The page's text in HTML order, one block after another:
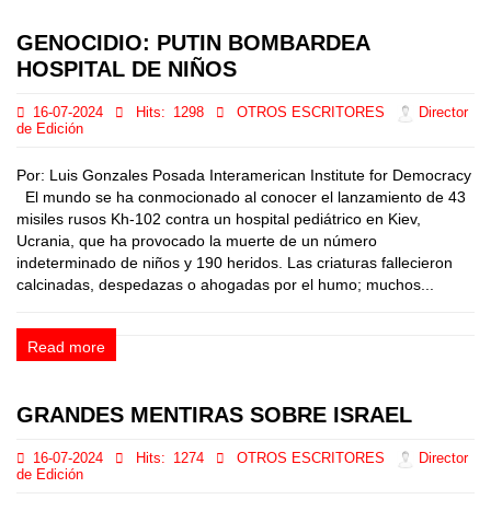
GENOCIDIO: PUTIN BOMBARDEA
HOSPITAL DE NIÑOS
16-07-2024 Hits: 1298 OTROS ESCRITORES
Director
de Edición
Por: Luis Gonzales Posada Interamerican Institute for Democracy
El mundo se ha conmocionado al conocer el lanzamiento de 43
misiles rusos Kh-102 contra un hospital pediátrico en Kiev,
Ucrania, que ha provocado la muerte de un número
indeterminado de niños y 190 heridos. Las criaturas fallecieron
calcinadas, despedazas o ahogadas por el humo; muchos...
Read more
GRANDES MENTIRAS SOBRE ISRAEL
16-07-2024 Hits: 1274 OTROS ESCRITORES
Director
de Edición